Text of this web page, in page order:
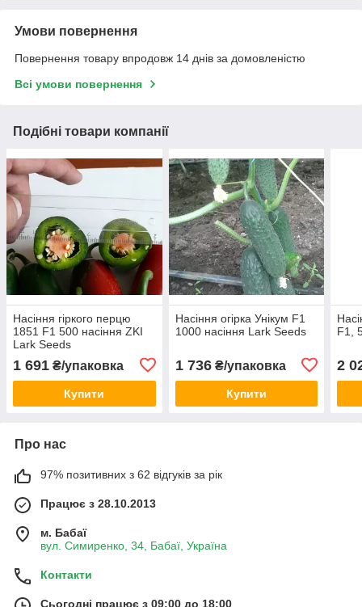
Умови повернення
Повернення товару впродовж 14 днів за домовленістю
Всі умови повернення
Подібні товари компанії
Насіння гіркого перцю
1851 F1 500 насіння ZKI
Lark Seeds
1 691 ₴/упаковка
Купити
Насіння огірка Унікум F1
1000 насіння Lark Seeds
1 736₴/упаковка
Купити
F1,
2
Про нас
97% позитивних з 62 відгуків за рік
Працює з 28.10.2013
м. Бабаї
вул. Симиренко, 34, Бабаї, Україна
Контакти
Сьогодні працює з 09:00 до 18:00